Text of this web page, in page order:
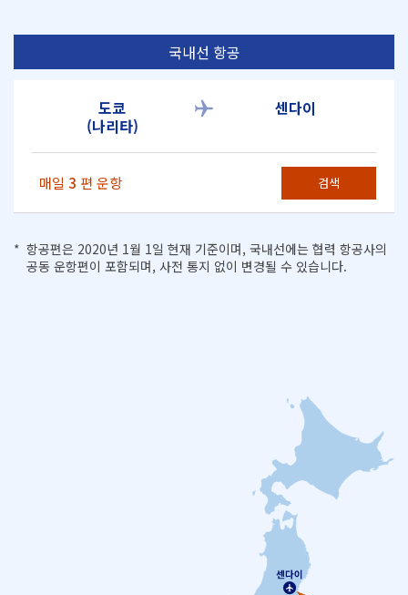
국내선 항공
도쿄
(나리타)
센다이
매일 3 편 운항 검색
항공편은 2020년 1월 1일 현재 기준이며, 국내선에는 협력 항공사의
공동 운항편이 포함되며, 사전 통지 없이 변경될 수 있습니다.